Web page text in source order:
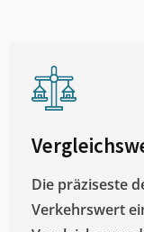
Die präziseste
Verkehrswert